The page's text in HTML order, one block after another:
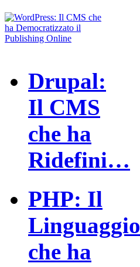
Drupal:
Il CMS
che ha
Ridefini…
PHP: Il
Linguaggio
che ha